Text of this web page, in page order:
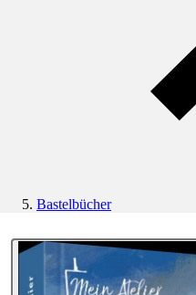
Bastelbücher